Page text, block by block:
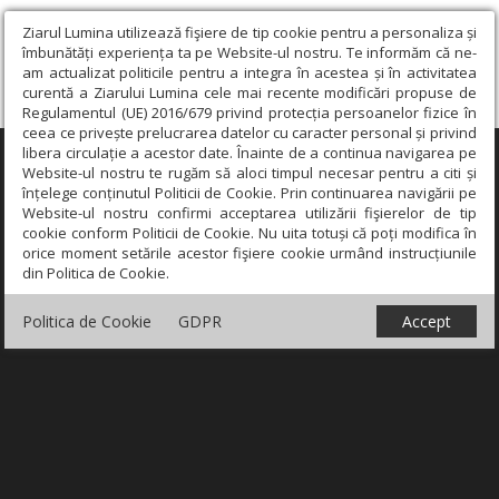
Ziarul Lumina utilizează fişiere de tip cookie pentru a personaliza și
îmbunătăți experiența ta pe Website-ul nostru. Te informăm că ne-
am actualizat politicile pentru a integra în acestea și în activitatea
curentă a Ziarului Lumina cele mai recente modificări propuse de
Regulamentul (UE) 2016/679 privind protecția persoanelor fizice în
ceea ce privește prelucrarea datelor cu caracter personal și privind
libera circulație a acestor date. Înainte de a continua navigarea pe
Website-ul nostru te rugăm să aloci timpul necesar pentru a citi și
înțelege conținutul Politicii de Cookie. Prin continuarea navigării pe
Website-ul nostru confirmi acceptarea utilizării fişierelor de tip
cookie conform Politicii de Cookie. Nu uita totuși că poți modifica în
orice moment setările acestor fişiere cookie urmând instrucțiunile
din Politica de Cookie.
Politica de Cookie GDPR Accept
×